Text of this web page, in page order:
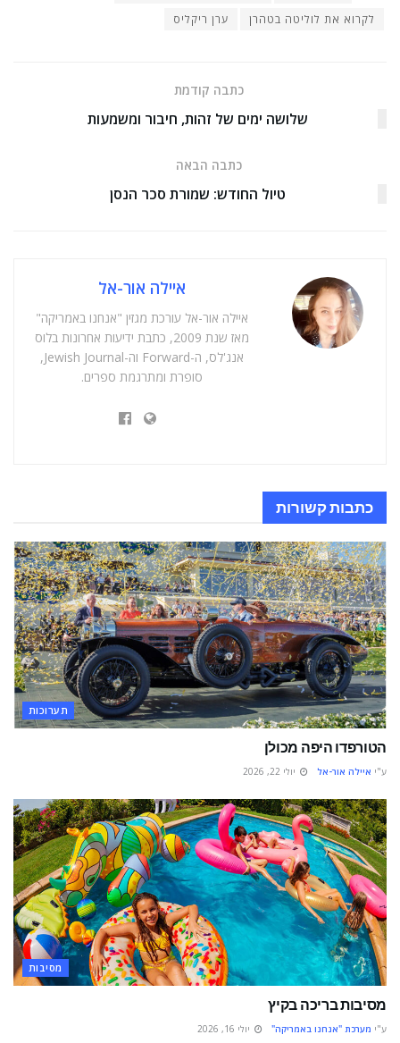
לקרוא את לוליטה בטהרן ערן ריקליס
כתבה קודמת
שלושה ימים של זהות, חיבור ומשמעות
כתבה הבאה
טיול החודש: שמורת סכר הנסן
איילה אור-אל
איילה אור-אל עורכת מגזין "אנחנו באמריקה"
מאז שנת 2009, כתבת ידיעות אחרונות בלוס
אנג'לס, ה-Forward וה-Jewish Journal,
סופרת ומתרגמת ספרים.
כתבותקשורות
תערוכות
הטורפדו היפה מכולן
ע"י איילה אור-אל יולי 22, 2026
מסיבות
מסיבות בריכה בקיץ
ע"י מערכת "אנחנו באמריקה" יולי 16, 2026